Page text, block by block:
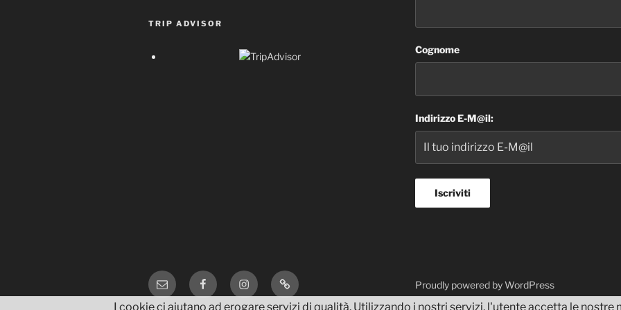
TRIP ADVISOR
Cognome
Indirizzo E-M@il:
Email FacebookInstagramTripAdvisor Proudly powered by WordPress
I cookie ci aiutano ad erogare servizi di qualità. Utilizzando i nostri servizi, l'utente accetta le nostre